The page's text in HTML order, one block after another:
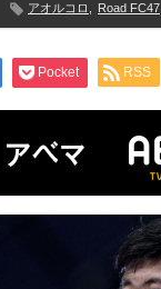
アオルコロ Road FC47
Pocket RSS